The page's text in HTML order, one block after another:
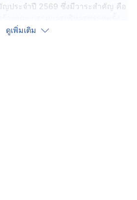
ประจำปี 2569 ซึ่งมีวาระสำคัญ คือ
ดูเพิ่มเติม